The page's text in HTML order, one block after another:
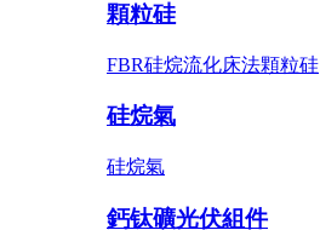
顆粒硅
FBR硅烷流化床法顆粒硅
硅烷氣
硅烷氣
鈣钛礦光伏組件